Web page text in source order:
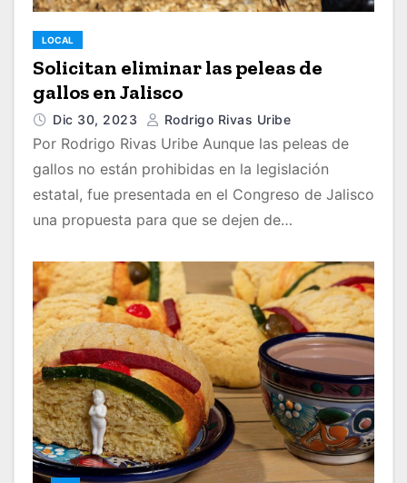
LOCAL
Solicitan eliminar las peleas de
gallos en Jalisco
Dic 30, 2023 Rodrigo Rivas Uribe
Por Rodrigo Rivas Uribe Aunque las peleas de
gallos no están prohibidas en la legislación
estatal, fue presentada en el Congreso de Jalisco
una propuesta para que se dejen de…